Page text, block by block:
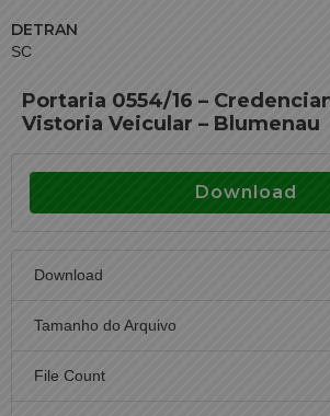
DETRAN
SC
Portaria 0554/16 –
Vistoria Veicular – Blumenau
Download
Download
Tamanho do Arquivo
File Count